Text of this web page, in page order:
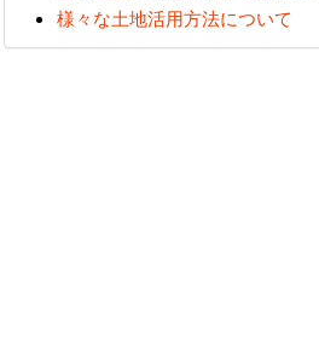
様々な土地活用方法について